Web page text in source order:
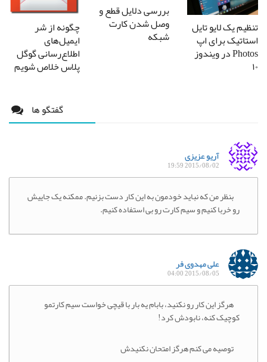
تنظیم یک لایو تایل
استاتیک برای اپ
Photos در ویندوز
۱۰
بررسی دلایل قطع و
وصل شدن کارت
شبکه چگونه از شر
ایمیل‌های
اطلاع‌رسانی گوگل
پلاس خلاص شویم
گفتگو ها
آریو عزیزی
2015/08/02 19:59
بنظر من که نباید خودمون به این کار دست بزنیم. ممکنه یک جاییش
رو خربا کنیم و سیم کارت رو بی استفاده کنیم.
علی مهدوی فر
2015/08/05 04:00
هرگز این کار رو نکنید، بابام یه بار با قیچی خواست سیم کارتمو
کوچیک کنه، نابودش کرد!
توصیه می کنم هرگز امتحان نکنیدش